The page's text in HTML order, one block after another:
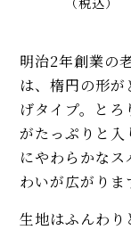
明治2年創業の
は、楕円の形
げタイプ。と
がたっぷりと
にやわらかな
わいが広がりま
生地はふんわ